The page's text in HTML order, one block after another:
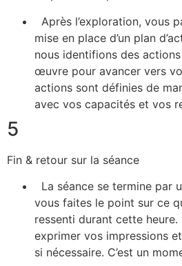
Après l’exploration, vous
mise en place d’un plan
nous identifions des
œuvre pour avancer vers
actions sont définies de
avec vos capacités et vos
5
Fin & retour sur la séance
La séance se termine par
vous faites le point sur ce
ressenti durant cette
exprimer vos impressions
si nécessaire. C’est un